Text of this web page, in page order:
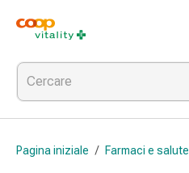
Farmaci
e
salute
Influenza
e
raffreddore
per
Pagina iniziale / Farmaci e salute